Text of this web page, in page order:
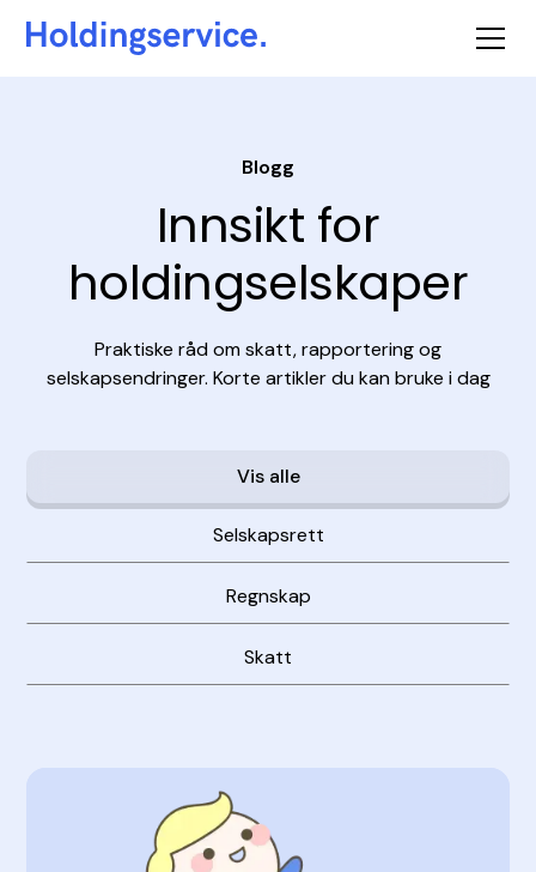
Blogg
Innsikt for
holdingselskaper
Praktiske råd om skatt, rapportering og
selskapsendringer. Korte artikler du kan bruke i dag
Vis alle
Selskapsrett
Regnskap
Skatt